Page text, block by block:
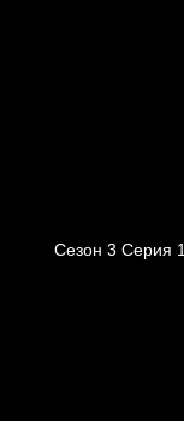
Сезон 3 Серия 1